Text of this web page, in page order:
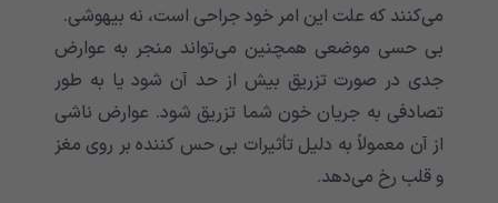
می‌‌‌‌‌‌‌‌‌‌‌‌‌‌‌‌‌‌‌‌‌‌‌‌‌‌‌‌‌‌‌‌‌‌‌‌‌‌‌‌‌‌‌کنند که علت این امر خود جراحی است، نه بیهوشی.
بی حسی موضعی همچنین می‌‌‌‌‌‌‌‌‌‌‌‌‌‌‌‌‌‌‌‌‌‌‌‌‌‌‌‌‌‌‌‌‌‌‌‌‌‌‌‌‌‌‌تواند منجر به عوارض
جدی در صورت تزریق بیش از حد آن شود یا به طور
تصادفی به جریان خون شما تزریق شود. عوارض ناشی
از آن معمولاً به دلیل تأثیرات بی حس کننده بر روی مغز
و قلب رخ می‌‌‌‌‌‌‌‌‌‌‌‌‌‌‌‌‌‌‌‌‌‌‌‌‌‌‌‌‌‌‌‌‌‌‌‌‌‌‌‌‌‌‌دهد.